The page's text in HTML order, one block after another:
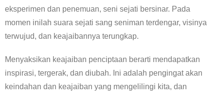
eksperimen dan penemuan, seni sejati bersinar. Pada
momen inilah suara sejati sang seniman terdengar, visinya
terwujud, dan keajaibannya terungkap.
Menyaksikan keajaiban penciptaan berarti mendapatkan
inspirasi, tergerak, dan diubah. Ini adalah pengingat akan
keindahan dan keajaiban yang mengelilingi kita, dan